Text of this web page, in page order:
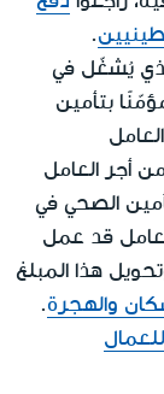
.
يُشغّل في
بتأمين
أجر العامل
الصحي في
قد عمل
وتحويل هذا المبلغ
والهجرة.